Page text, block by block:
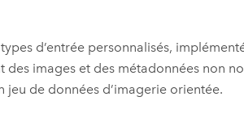
d’entrée personnalisés,
des images et des métadonnées non
jeu de données d’imagerie orientée.